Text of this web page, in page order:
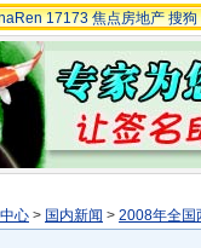
17173 焦点房地产 搜狗
心 > 国内新闻 > 2008年全国